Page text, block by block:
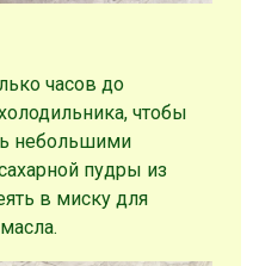
часов до
чтобы
небольшими
пудры из
в миску для